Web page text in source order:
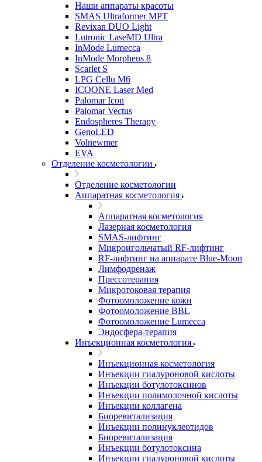
Наши аппараты красоты
SMAS Ultraformer MPT
Revixan DUO Light
Lutronic LaseMD Ultra
InMode Lumecca
InMode Morpheus 8
Scarlet S
LPG Cellu M6
ICOONE Laser Med
Palomar Icon
Palomar Vectus
Endospheres Therapy
GenoLED
Volnewmer
EVA
Отделение косметологии
Отделение косметологии
Аппаратная косметология
Аппаратная косметология
Лазерная косметология
SMAS-лифтинг
Микроигольчатый RF-лифтинг
RF-лифтинг на аппарате Blue-Moon
Лимфодренаж
Прессотерапия
Микротоковая терапия
Фотоомоложение кожи
Фотоомоложение BBL
Фотоомоложение Lumecca
Эндосфера-терапия
Инъекционная косметология
Инъекционная косметология
Инъекции гиалуроновой кислоты
Инъекции ботулотоксинов
Инъекции полимолочной кислоты
Инъекции коллагена
Биоревитализация
Инъекции полинуклеотидов
Биоревитализация
Инъекции ботулотоксина
Инъекции гиалуроновой кислоты